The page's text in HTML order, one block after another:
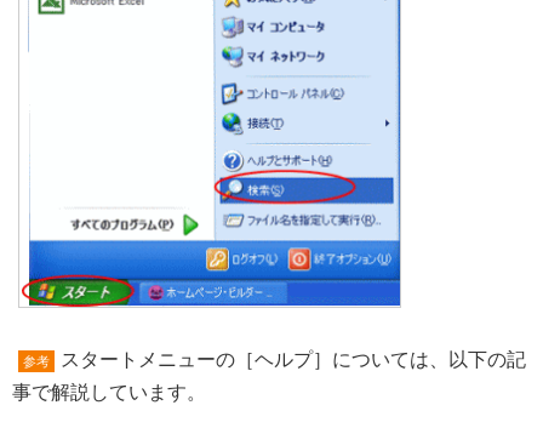
参考
スタートメニューの［ヘルプ］については、以下の記
事で解説しています。